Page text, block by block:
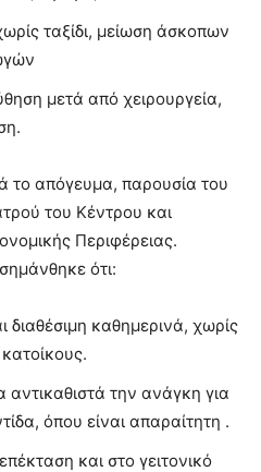
ταξίδι, μείωση άσκοπων
μετά από χειρουργεία,
το απόγευμα, παρουσία του
του Κέντρου και
Περιφέρειας.
ότι:
διαθέσιμη καθημερινά, χωρίς
την ανάγκη για
όπου είναι απαραίτητη .
και στο γειτονικό